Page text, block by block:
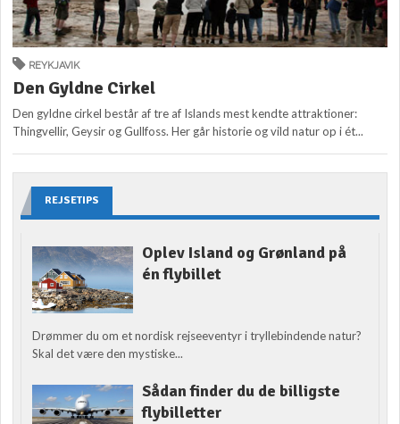
REYKJAVIK
Den Gyldne Cirkel
Den gyldne cirkel består af tre af Islands mest kendte attraktioner:
Thingvellir, Geysir og Gullfoss. Her går historie og vild natur op i ét...
REJSETIPS
Oplev Island og Grønland på
én flybillet
Drømmer du om et nordisk rejseeventyr i tryllebindende natur?
Skal det være den mystiske...
Sådan finder du de billigste
flybilletter